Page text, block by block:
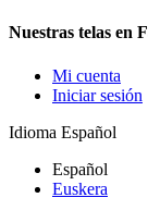
Nuestras telas en
Mi cuenta
Iniciar sesión
Idioma Español
Español
Euskera